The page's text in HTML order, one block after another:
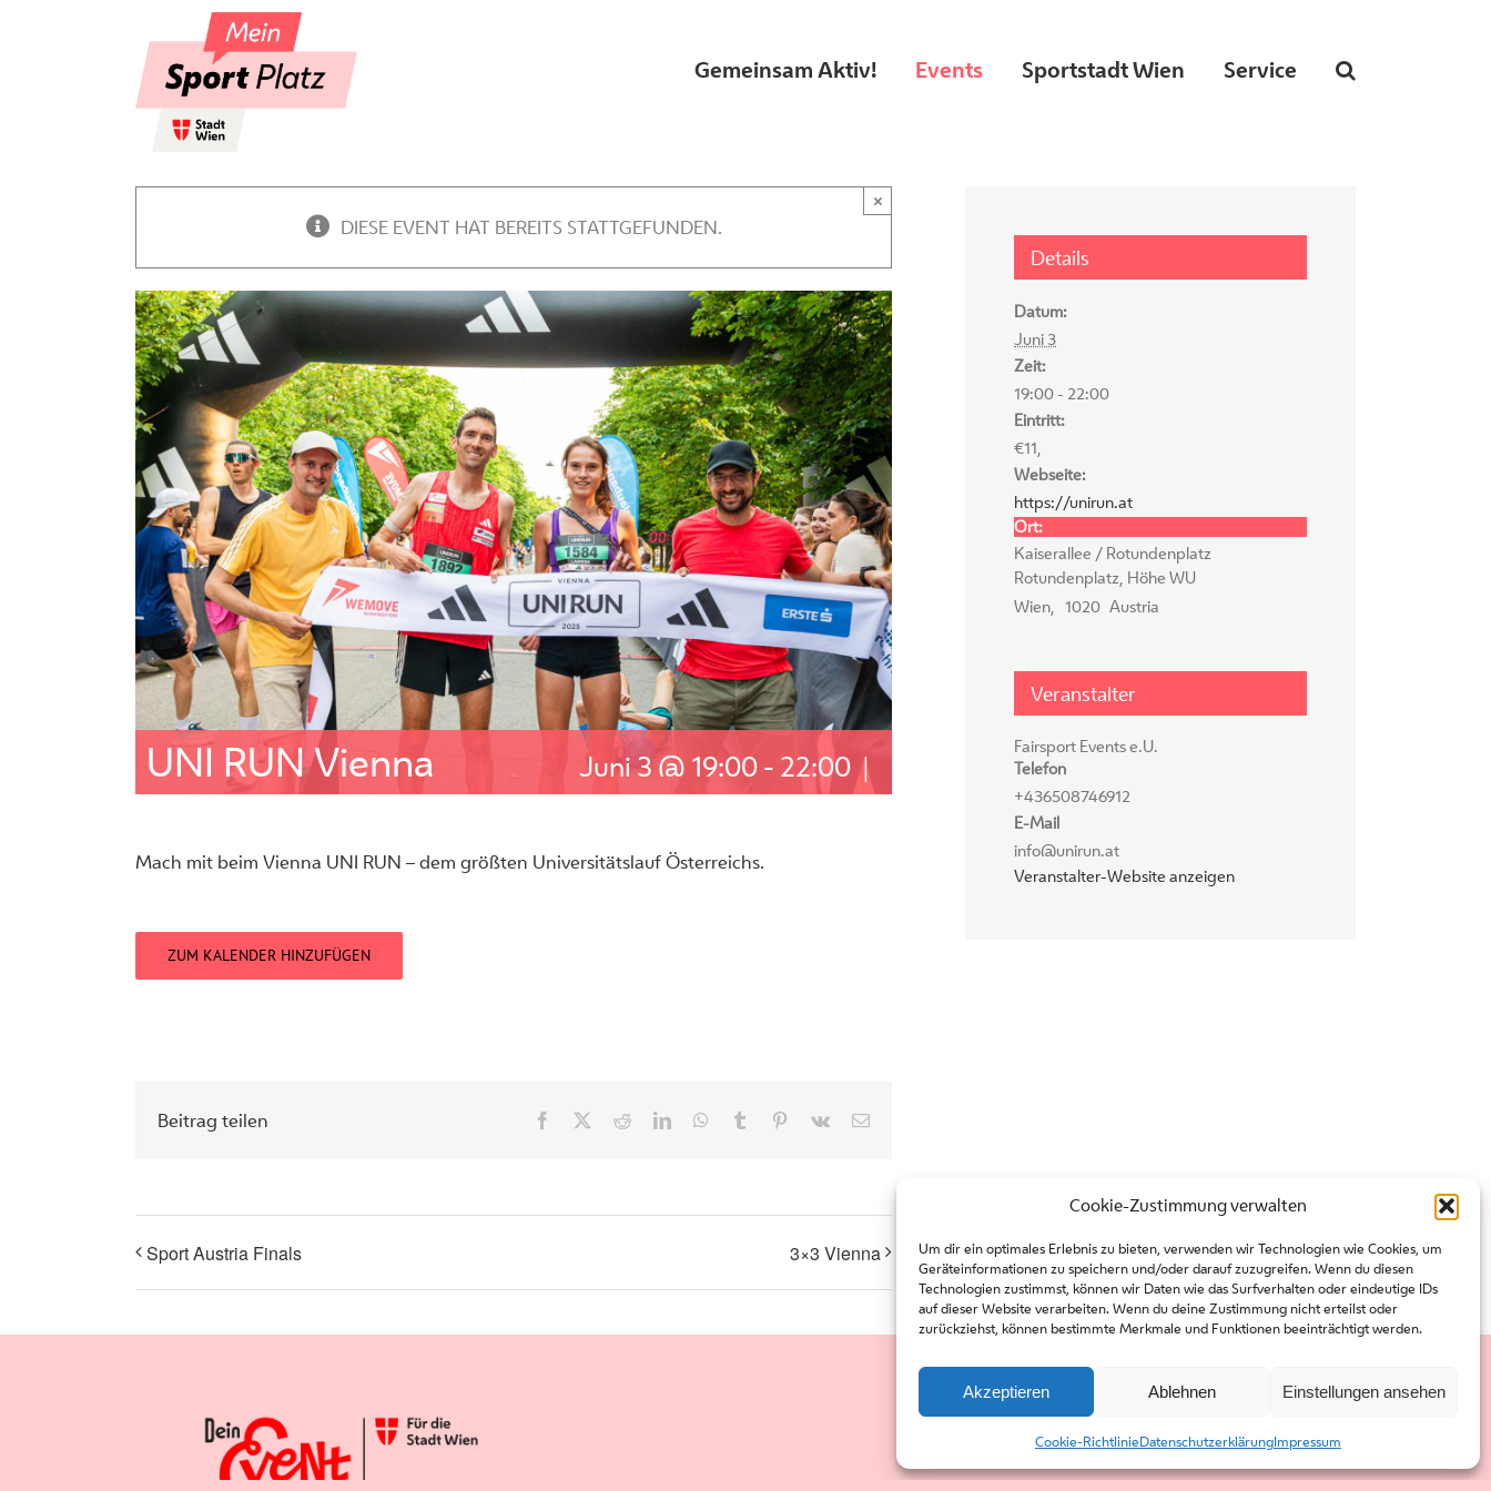
Cookie-Zustimmung verwalten
Um dir ein optimales Erlebnis zu bieten, verwenden wir Technologien wie Cookies, um
Geräteinformationen zu speichern und/oder darauf zuzugreifen. Wenn du diesen
Technologien zustimmst, können wir Daten wie das Surfverhalten oder eindeutige IDs
auf dieser Website verarbeiten. Wenn du deine Zustimmung nicht erteilst oder
zurückziehst, können bestimmte Merkmale und Funktionen beeinträchtigt werden.
Akzeptieren Ablehnen Einstellungen ansehen
Cookie-RichtlinieDatenschutzerklärungImpressum
Gemeinsam Aktiv! Events Sportstadt Wien Service
DIESE EVENT HAT BEREITS STATTGEFUNDEN.
×
UNI RUN Vienna Juni 3 @ 19:00- 22:00 |
Mach mit beim Vienna UNI RUN – dem größten Universitätslauf Österreichs.
ZUM KALENDER HINZUFÜGEN
Beitrag teilen Facebook RedditLinkedInWhatsApp
Tumblr Pinterest
Vk Email
Sport Austria Finals 3×3 Vienna
Details
Datum:
Juni 3
Zeit:
19:00 - 22:00
Eintritt:
€11,
Webseite:
https://unirun.at
Ort:
Kaiserallee / Rotundenplatz
Rotundenplatz, Höhe WU
Wien
1020 Austria
Veranstalter
Fairsport Events e.U.
Telefon
+436508746912
E-Mail
info@unirun.at
Veranstalter-Website anzeigen
Kontakt